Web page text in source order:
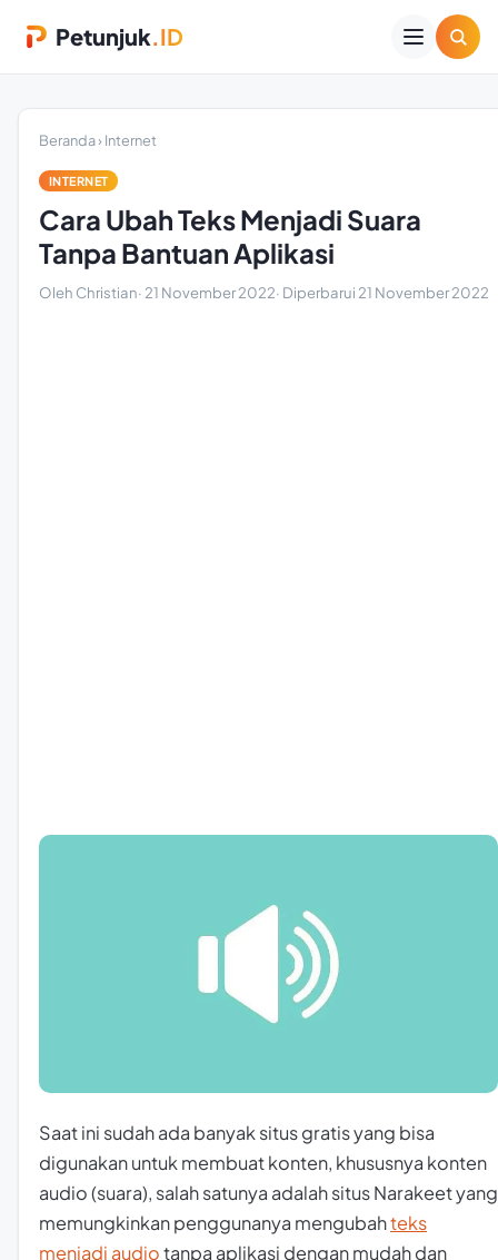
Petunjuk.ID
Beranda›Internet
INTERNET
Cara Ubah Teks Menjadi Suara
Tanpa Bantuan Aplikasi
Oleh Christian· 21 November 2022· Diperbarui 21 November 2022
Saat ini sudah ada banyak situs gratis yang bisa
digunakan untuk membuat konten, khususnya konten
audio (suara), salah satunya adalah situs Narakeet yang
memungkinkan penggunanya mengubahteks
menjadi audiotanpa aplikasi dengan mudah dan